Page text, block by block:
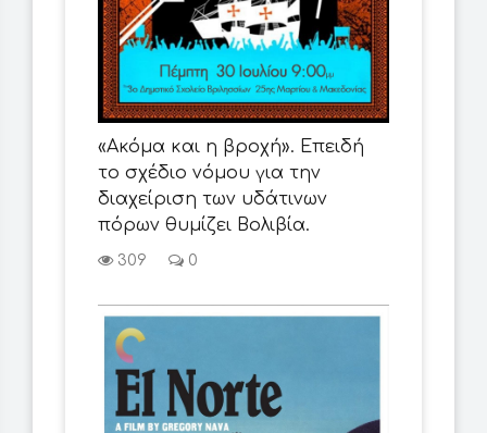
«Ακόμα και η βροχή». Επειδή
το σχέδιο νόμου για την
διαχείριση των υδάτινων
πόρων θυμίζει Βολιβία.
309 0